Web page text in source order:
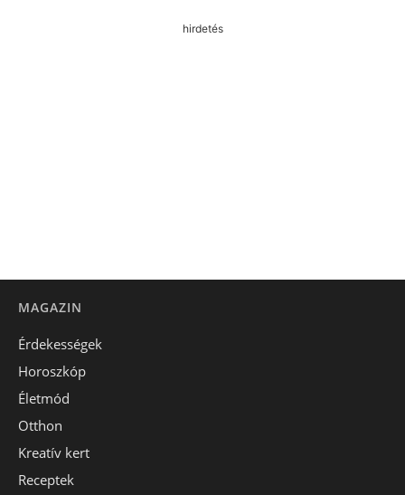
hirdetés
MAGAZIN
Érdekességek
Horoszkóp
Életmód
Otthon
Kreatív kert
Receptek